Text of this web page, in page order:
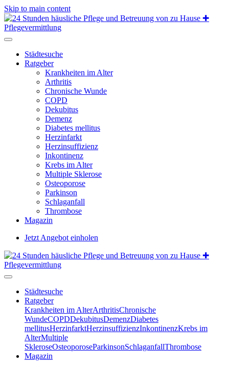
Skip to main content
Städtesuche
Ratgeber
Krankheiten im Alter
Arthritis
Chronische Wunde
COPD
Dekubitus
Demenz
Diabetes mellitus
Herzinfarkt
Herzinsuffizienz
Inkontinenz
Krebs im Alter
Multiple Sklerose
Osteoporose
Parkinson
Schlaganfall
Thrombose
Magazin
Jetzt Angebot einholen
Städtesuche
Ratgeber
Krankheiten im AlterArthritisChronische
WundeCOPDDekubitusDemenzDiabetes
mellitusHerzinfarktHerzinsuffizienzInkontinenzKrebs im
AlterMultiple
SkleroseOsteoporoseParkinsonSchlaganfallThrombose
Magazin